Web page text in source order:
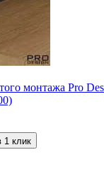
монтажа Pro
1 клик